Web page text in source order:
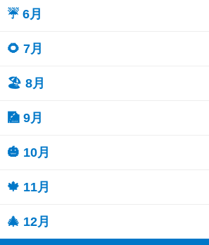
☔ 6月
🌻 7月
🏖 8月
🎑 9月
🎃 10月
🍁 11月
🎄 12月